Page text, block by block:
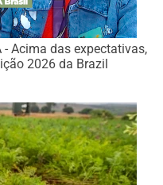
- Acima das expectativas,
2026 da Brazil